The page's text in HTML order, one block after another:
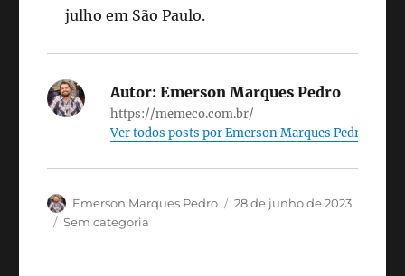
julho em São Paulo.
Autor: Emerson Marques Pedro
https://memeco.com.br/
Ver todos posts por Emerson Marques Pedro
Autor
Emerson Marques Pedro
Publicado
28 de junho de 2023
Categorias
Sem categoria